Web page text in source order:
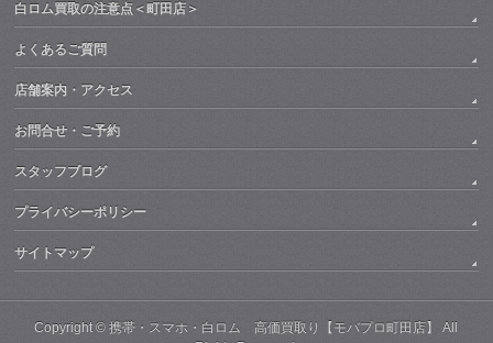
白ロム買取の注意点＜町田店＞
よくあるご質問
店舗案内・アクセス
お問合せ・ご予約
スタッフブログ
プライバシーポリシー
サイトマップ
Copyright ©携帯・スマホ・白ロム 高価買取り【モバプロ町田店】
All